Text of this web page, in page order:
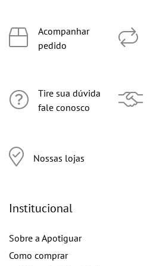
Acompanhar
pedido
Tire sua dúvida
fale conosco
Nossas lojas
Institucional
Sobre a Apotiguar
Como comprar